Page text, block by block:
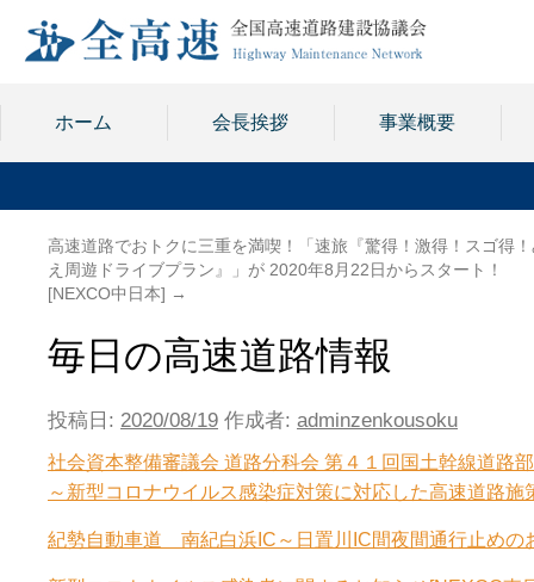
ホーム 会長挨拶 事業概要
高速道路でおトクに三重を満喫！「速旅『驚得！激得！スゴ得
え周遊ドライブプラン』」が 2020年8月22日からスタート！
[NEXCO中日本] →
毎日の高速道路情報
投稿日: 2020/08/19 作成者: adminzenkousoku
社会資本整備審議会 道路分科会 第４１回国土幹線道路
～新型コロナウイルス感染症対策に対応した高速道路
紀勢自動車道 南紀白浜IC～日置川IC間夜間通行止めの